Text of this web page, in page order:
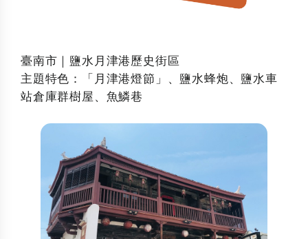
臺南市｜鹽水月津港歷史街區
主題特色：「月津港燈節」、鹽水蜂炮、鹽水車
站倉庫群樹屋、魚鱗巷